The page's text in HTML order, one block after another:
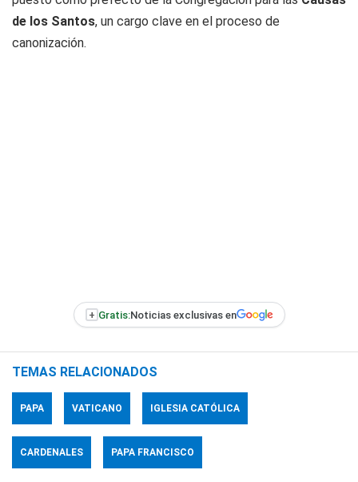
de los Santos, un cargo clave en el proceso de
canonización.
+ Gratis:Noticias exclusivas en
TEMAS RELACIONADOS
PAPA VATICANO IGLESIA CATÓLICA
CARDENALES PAPA FRANCISCO